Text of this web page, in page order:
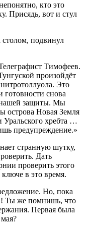
кто это
Присядь, вот и стул
подвинул
Тимофеев.
произойдёт
Это
готовности снова
нашей защиты. Мы
острова Новая Земля
хребта …
предупреждение.»
странную шутку,
Дать
проверить этого
в это время.
Но, пока
Ты же помнишь, что
Первая была